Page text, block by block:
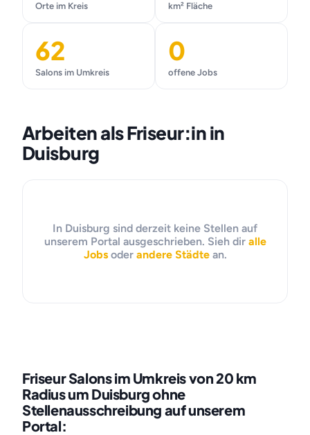
Orte im Kreis km² Fläche
62
Salons im Umkreis
0
offene Jobs
Arbeiten als Friseur:in in
Duisburg
In Duisburg sind derzeit keine Stellen auf
unserem Portal ausgeschrieben. Sieh dir alle
Jobsoder andere Städtean.
Friseur Salons im Umkreis von 20 km
Radius um Duisburg ohne
Stellenausschreibung auf unserem
Portal: